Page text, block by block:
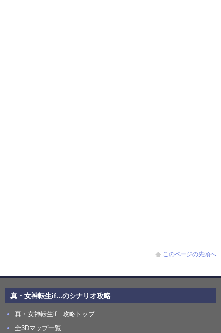
このページの先頭へ
真・女神転生if...のシナリオ攻略
真・女神転生if...攻略トップ
全3Dマップ一覧